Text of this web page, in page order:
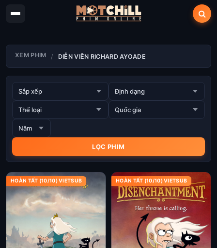
XEM PHIM DIỄN VIÊN RICHARD AYOADE
HOÀN TẤT (10/10) VIETSUB HOÀN TẤT (10/10) VIETSUB